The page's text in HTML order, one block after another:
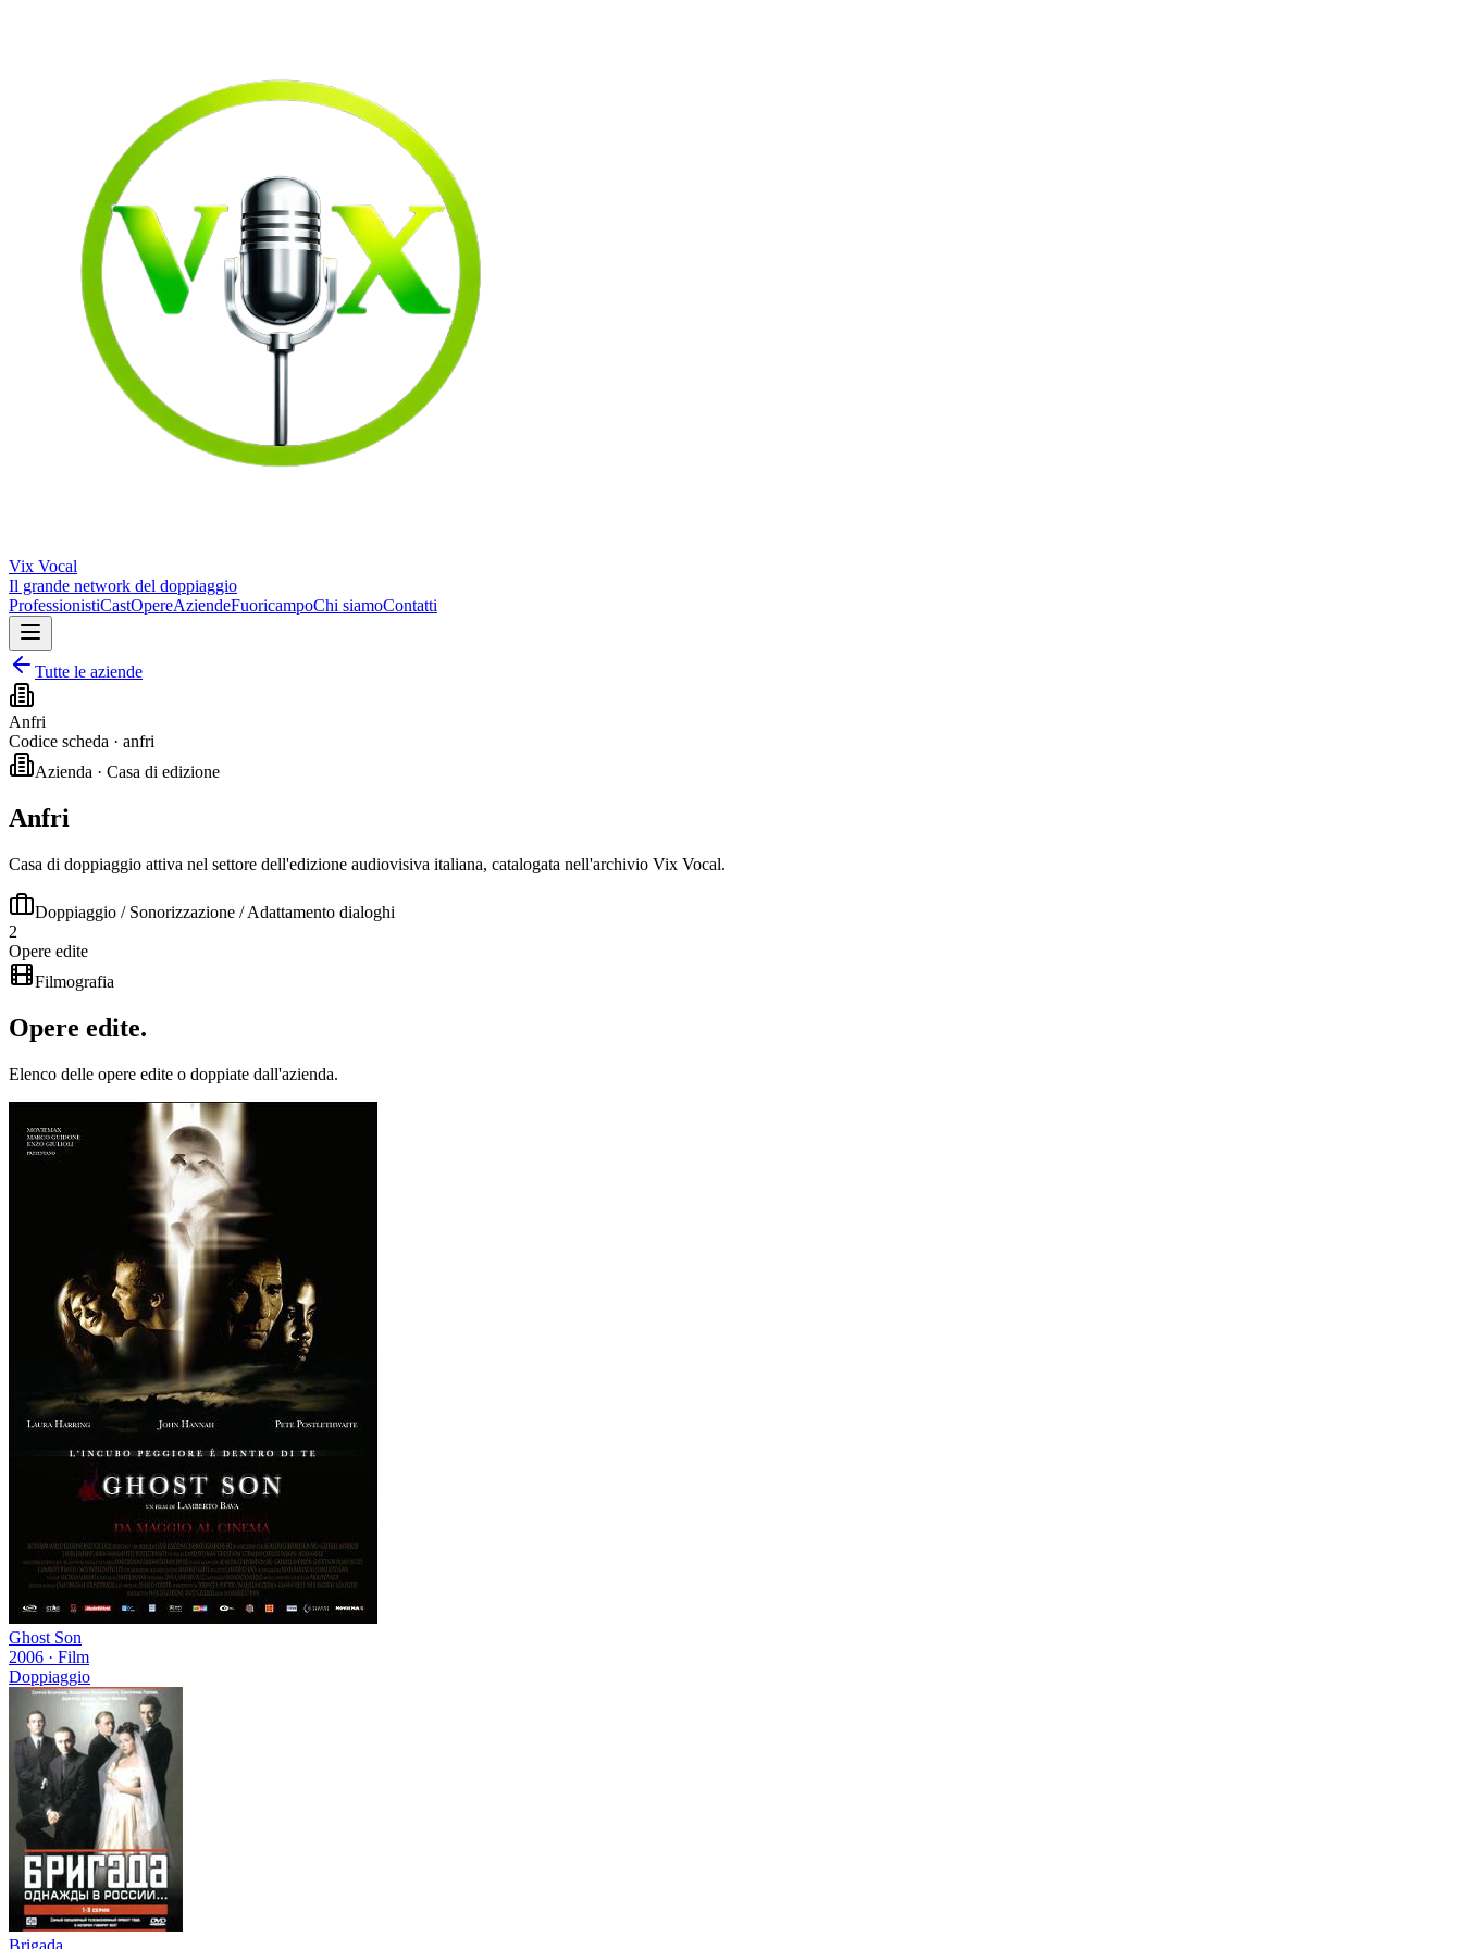
Vix Vocal
Il grande network del doppiaggio
ProfessionistiCastOpereAziendeFuoricampoChi siamoContatti
Tutte le aziende
Anfri
Codice scheda · anfri
Azienda · Casa di edizione
Anfri
Casa di doppiaggio attiva nel settore dell'edizione audiovisiva italiana, catalogata nell'archivio Vix Vocal.
Doppiaggio / Sonorizzazione / Adattamento dialoghi
2
Opere edite
Filmografia
Opere edite.
Elenco delle opere edite o doppiate dall'azienda.
Ghost Son
2006 · Film
Doppiaggio
Brigada